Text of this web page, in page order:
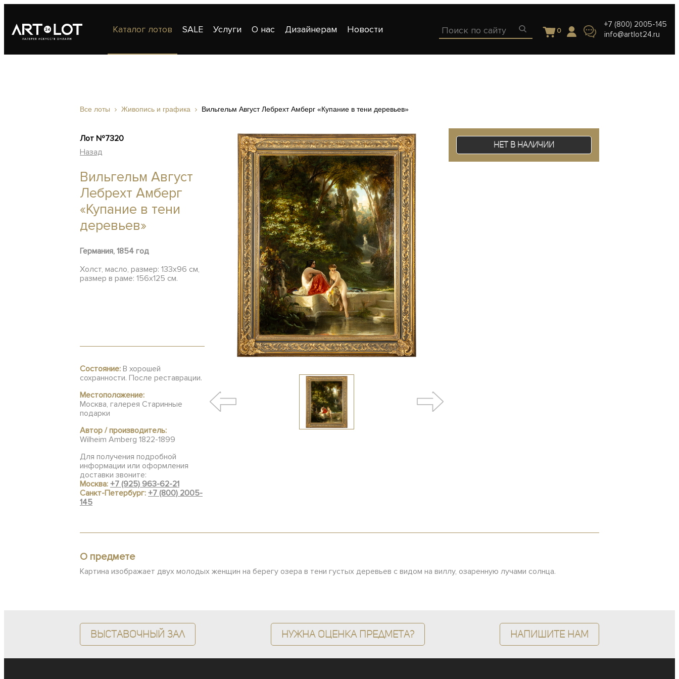
Каталог лотов SALE Услуги О нас Дизайнерам Новости 0
+7 (800) 2005-145
info@artlot24.ru
Все лоты Живопись и графика Вильгельм Август Лебрехт Амберг «Купание в тени деревьев»
Лот №7320
Назад
Вильгельм Август
Лебрехт Амберг
«Купание в тени
деревьев»
Германия, 1854 год
Холст, масло, размер: 133х96 см,
размер в раме: 156х125 см.
Состояние: В хорошей
сохранности. После реставрации.
Местоположение:
Москва, галерея Старинные
подарки
Автор / производитель:
Wilheim Amberg 1822-1899
Для получения подробной
информации или оформления
доставки звоните:
Москва: +7 (925) 963-62-21
Санкт-Петербург: +7 (800) 2005-
145
Нет в наличии
О предмете
Картина изображает двух молодых женщин на берегу озера в тени густых деревьев с видом на виллу, озаренную лучами солнца.
Выставочный зал Нужна оценка предмета? Напишите нам